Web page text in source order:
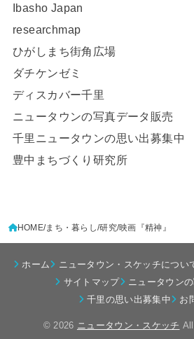
Ibasho Japan
researchmap
ひがしまち街角広場
ダチケンゼミ
ディスカバー千里
ニュータウンの写真データ販売
千里ニュータウンの思い出募集中
豊中まちづくり研究所
HOME まち・暮らし 研究 映画『精神』
ホーム ニュータウン・スケッチについ
サイトマップ
ニュータウン
千里の思い出募集中
お
© 2026 ニュータウン・スケッチ